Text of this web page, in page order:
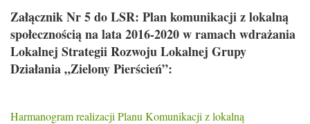
Załącznik Nr 5 do LSR: Plan komunikacji z lokalną
społecznością na lata 2016-2020 w ramach wdrażania
Lokalnej Strategii Rozwoju Lokalnej Grupy
Działania „Zielony Pierścień”:
Harmanogram realizacji Planu Komunikacji z lokalną